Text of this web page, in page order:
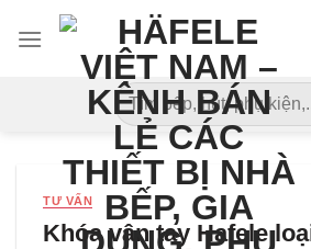
Tìm
kiếm:
TƯ VẤN
Khóa vân tay Hafele